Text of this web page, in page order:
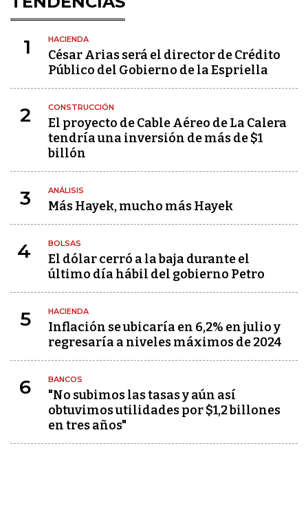
1 HACIENDA
César Arias será el director de Crédito
Público del Gobierno de la Espriella
2 CONSTRUCCIÓN
El proyecto de Cable Aéreo de La Calera
tendría una inversión de más de $1
billón
3 ANÁLISIS
Más Hayek, mucho más Hayek
4 BOLSAS
El dólar cerró a la baja durante el
último día hábil del gobierno Petro
5 HACIENDA
Inflación se ubicaría en 6,2% en julio y
regresaría a niveles máximos de 2024
6 BANCOS
"No subimos las tasas y aún así
obtuvimos utilidades por $1,2 billones
en tres años"